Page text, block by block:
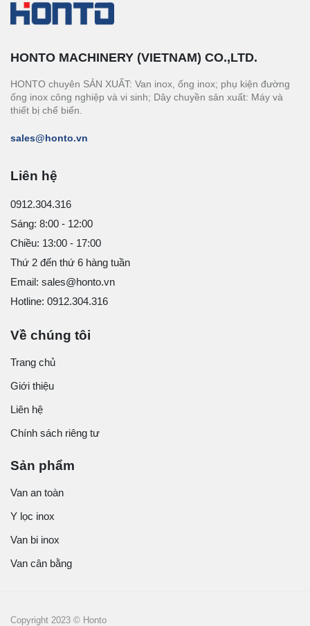
HONTO MACHINERY (VIETNAM) CO.,LTD.
HONTO chuyên SẢN XUẤT: Van inox, ống inox; phụ kiện đường
ống inox công nghiệp và vi sinh; Dây chuyền sản xuất: Máy và
thiết bị chế biến.
sales@honto.vn
Liên hệ
0912.304.316
Sáng: 8:00 - 12:00
Chiều: 13:00 - 17:00
Thứ 2 đến thứ 6 hàng tuần
Email: sales@honto.vn
Hotline: 0912.304.316
Về chúng tôi
Trang chủ
Giới thiệu
Liên hệ
Chính sách riêng tư
Sản phẩm
Van an toàn
Y lọc inox
Van bi inox
Van cân bằng
Copyright 2023 © Honto